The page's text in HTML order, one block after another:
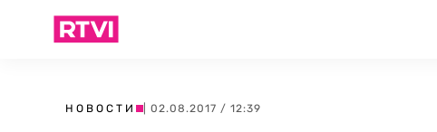
НОВОСТИ | 02.08.2017 / 12:39